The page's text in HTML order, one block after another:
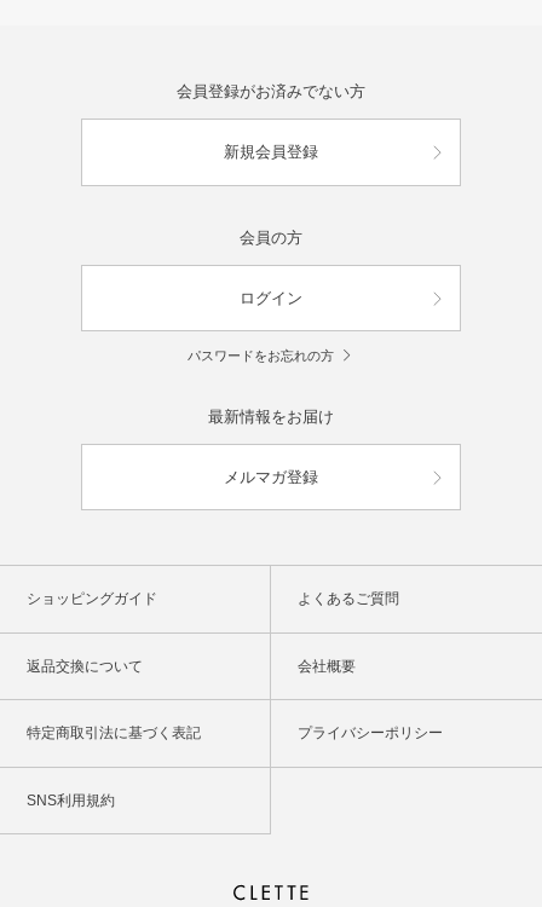
会員登録がお済みでない方
新規会員登録
会員の方
ログイン
パスワードをお忘れの方
最新情報をお届け
メルマガ登録
ショッピングガイド よくあるご質問
返品交換について 会社概要
特定商取引法に基づく表記 プライバシーポリシー
SNS利用規約